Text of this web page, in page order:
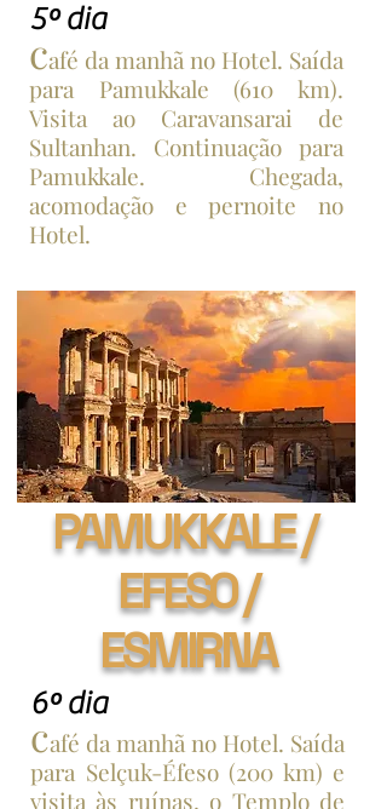
5º dia
café da manhã no Hotel. Saída
para Pamukkale (610 km).
Visita ao Caravansarai de
Sultanhan. Continuação para
Pamukkale. Chegada,
acomodação e pernoite no
Hotel.
PAMUKKALE /
EFESO /
ESMIRNA
6º dia
café da manhã no Hotel. Saída
para Selçuk-Éfeso (200 km) e
visita às ruínas, o Templo de